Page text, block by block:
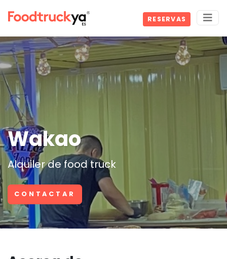
RESERVAS
Wakao
Alquiler de food truck
CONTACTAR